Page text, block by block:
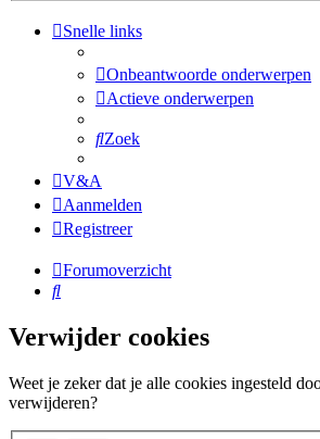
Snelle links
Onbeantwoorde onderwerpen
Actieve onderwerpen
Zoek
V&A
Aanmelden
Registreer
Forumoverzicht
Zoek
Verwijder cookies
Weet je zeker dat je alle cookies ingesteld
verwijderen?